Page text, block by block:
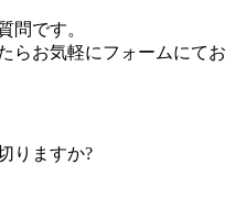
問です。
らお気軽にフォームにてお
りますか?